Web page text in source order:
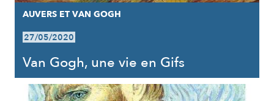
AUVERS ET VAN GOGH
27/05/2020
Van Gogh, une vie en Gifs